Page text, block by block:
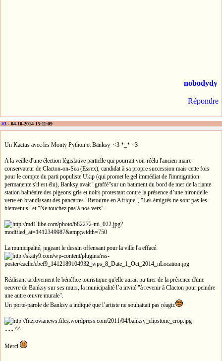
nobodydy
Répondre
#3 - 04-10-2014 15:11:09
Un Kactus avec les Monty Python et Banksy <3 *_* <3
A la veille d'une élection législative partielle qui pourrait voir réélu l'ancien maire
conservateur de Clacton-on-Sea (Essex), candidat à sa propre succession mais cette fois
pour le compte du parti populiste Ukip (qui promet le gel immédiat de l'immigration
permanente s'il est élu), Banksy avait "graffé"sur un batiment du bord de mer de la riante
station balnéaire des pigeons gris et noirs protestant contre la présence d’une hirondelle
verte en brandissant des pancartes "Retourne en Afrique", "Les émigrés ne sont pas les
bienvenus" et "Ne touchez pas à nos vers".
La municipalité, jugeant le dessin offensant pour la ville l'a effacé.
Réalisant tardivement le bénéfice touristique qu'elle aurait pu tirer de la présence d'une
oeuvre de Banksy sur ses murs, la municipalité l’a invité "à revenir à Clacton pour peindre
une autre œuvre murale".
Un porte-parole de Banksy a indiqué que l’artiste ne souhaitait pas réagir.
...... ^^
Merci